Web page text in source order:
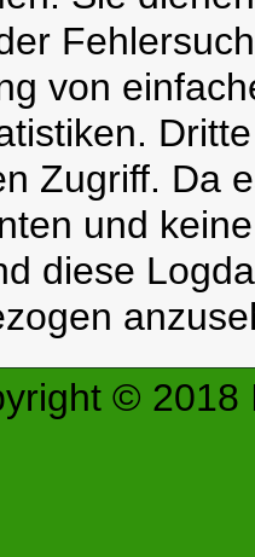
von
Zugriff. Da
und
diese
© 2018